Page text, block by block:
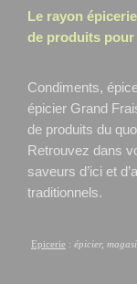
Le rayon
de produits
Condiments,
épicier Grand
de produits du
Retrouvez dans
saveurs d’ici et
traditionnels.
Epicerie : épicier,